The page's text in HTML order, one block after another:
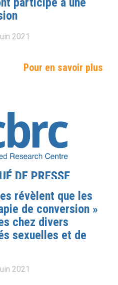
2021
Pour en savoir plus
révèlent que les
de conversion »
chez divers
sexuelles et de
2021